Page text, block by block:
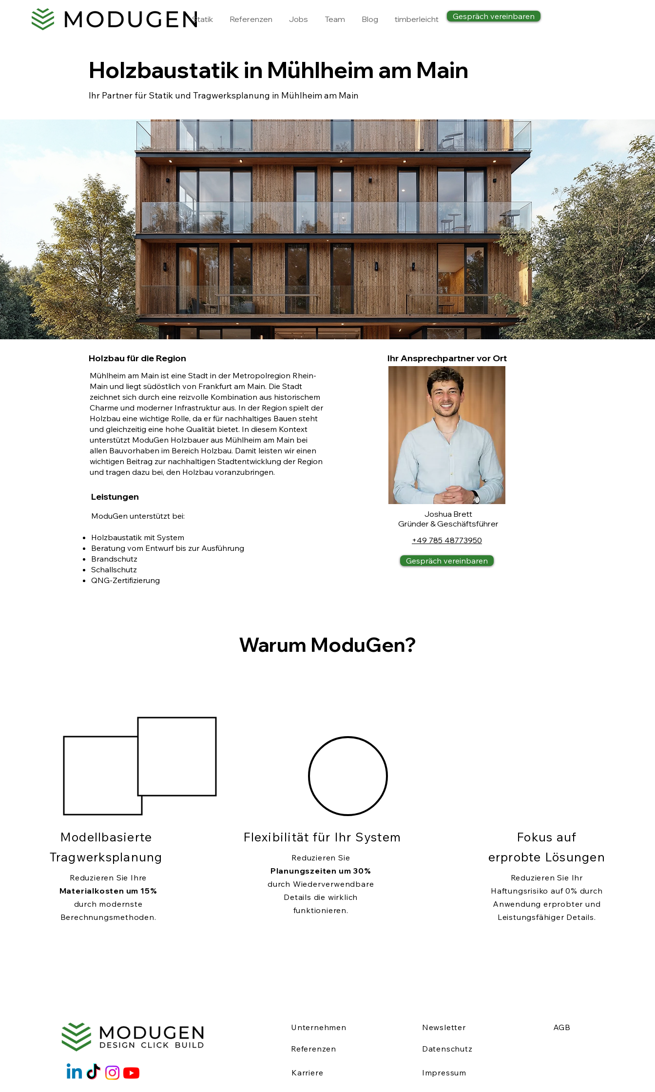
Statik Referenzen Jobs Team Blog timberleicht Gespräch vereinbaren
Holzbaustatik in Mühlheim am Main
Ihr Partner für Statik und Tragwerksplanung in Mühlheim am Main
Holzbau für die Region
Mühlheim am Main ist eine Stadt in der Metropolregion Rhein-
Main und liegt südöstlich von Frankfurt am Main. Die Stadt
zeichnet sich durch eine reizvolle Kombination aus historischem
Charme und moderner Infrastruktur aus. In der Region spielt der
Holzbau eine wichtige Rolle, da er für nachhaltiges Bauen steht
und gleichzeitig eine hohe Qualität bietet. In diesem Kontext
unterstützt ModuGen Holzbauer aus Mühlheim am Main bei
allen Bauvorhaben im Bereich Holzbau. Damit leisten wir einen
wichtigen Beitrag zur nachhaltigen Stadtentwicklung der Region
und tragen dazu bei, den Holzbau voranzubringen.
Leistungen
ModuGen unterstützt bei:
Holzbaustatik mit System
Beratung vom Entwurf bis zur Ausführung
Brandschutz
Schallschutz
QNG-Zertifizierung
Ihr Ansprechpartner vor Ort
Joshua Brett
Gründer & Geschäftsführer
+49 785 48773950
Gespräch vereinbaren
Warum ModuGen?
Modellbasierte
Tragwerksplanung
Reduzieren Sie Ihre
Materialkosten um 15%
durch modernste
Berechnungsmethoden.
Flexibilität für Ihr System
Reduzieren Sie
Planungszeiten um 30%
durch Wiederverwendbare
Details die wirklich
funktionieren.
Fokus auf
erprobte Lösungen
Reduzieren Sie Ihr
Haftungsrisiko auf 0% durch
Anwendung erprobter und
Leistungsfähiger Details.
Unternehmen
Referenzen
Karriere
Newsletter
Datenschutz
Impressum
AGB